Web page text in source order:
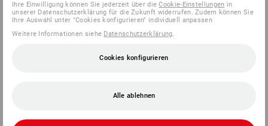
Ihre Einwilligung können Sie jederzeit über dieCookie-Einstellungen in
unserer Datenschutzerklärung für die Zukunft widerrufen. Zudem können Sie
Ihre Auswahl unter "Cookies konfigurieren" individuell anpassen
Weitere Informationen siehe Datenschutzerklärung.
Cookies konfigurieren
Alle ablehnen